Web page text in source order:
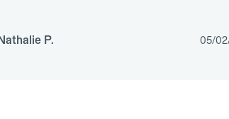
Nathalie P. 05/